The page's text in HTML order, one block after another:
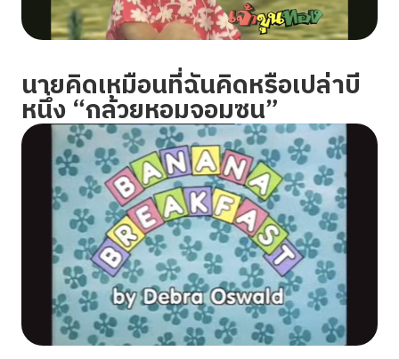
นายคิดเหมือนที่ฉันคิดหรือเปล่าบี
หนึ่ง “กล้วยหอมจอมซน”